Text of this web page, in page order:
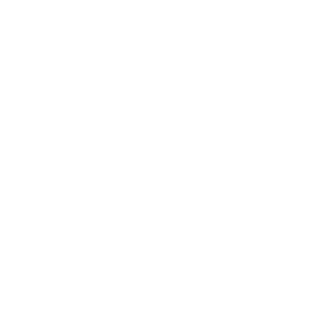
производственные
оставаться
Electric приобрела
лидером на рынке
питания и
свою
Индии и Бразилии,